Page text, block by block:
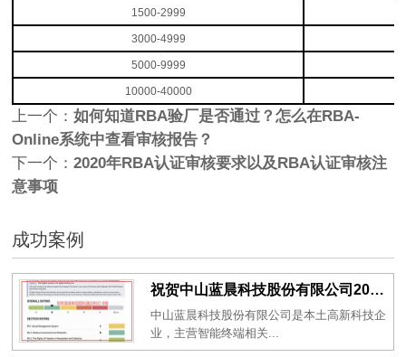
1500-2999
3000-4999
5000-9999
10000-40000
上一个：如何知道RBA验厂是否通过？怎么在RBA-
Online系统中查看审核报告？
下一个：2020年RBA认证审核要求以及RBA认证审核注
意事项
成功案例
祝贺中山蓝晨科技股份有限公司2026年一次性成功通过BSCI验厂-B级
中山蓝晨科技股份有限公司是本土高新科技企
业，主营智能终端相关...